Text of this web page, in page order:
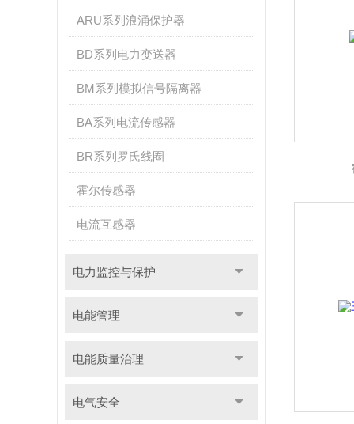
ARU系列浪涌保护器
BD系列电力变送器
BM系列模拟信号隔离器
BA系列电流传感器
BR系列罗氏线圈
霍尔传感器
电流互感器
电力监控与保护
电能管理
电能质量治理
电气安全